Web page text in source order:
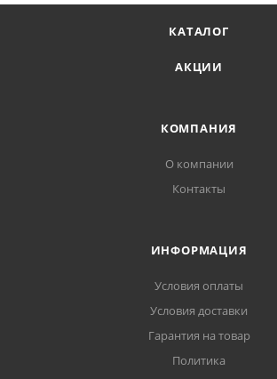
КАТАЛОГ
АКЦИИ
КОМПАНИЯ
О компании
Контакты
ИНФОРМАЦИЯ
Условия оплаты
Условия доставки
Гарантия на товар
Политика